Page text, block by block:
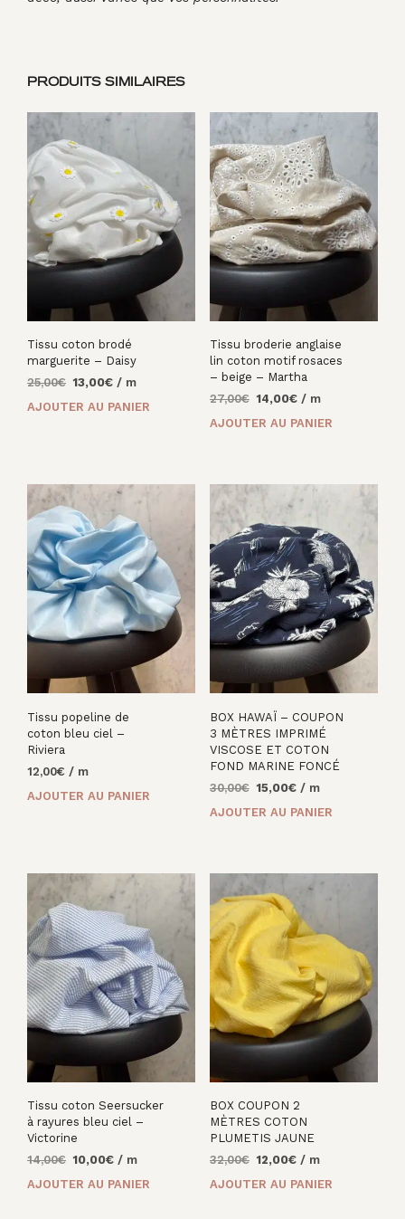
PRODUITS SIMILAIRES
Tissu coton brodé
marguerite – Daisy
25,00€ Le
13,00€Le/ m
AJOUTER AU PANIER
Tissu broderie anglaise
lin coton motif rosaces
– beige – Martha
27,00€ Le
14,00€Le/ m
AJOUTER AU PANIER
Tissu popeline de
coton bleu ciel –
Riviera
12,00€ / m
AJOUTER AU PANIER
BOX HAWAÏ – COUPON
3 MÈTRES IMPRIMÉ
VISCOSE ET COTON
FOND MARINE FONCÉ
30,00€ Le
15,00€Le/ m
AJOUTER AU PANIER
Tissu coton Seersucker
à rayures bleu ciel –
Victorine
14,00€ Le
10,00€Le/ m
AJOUTER AU PANIER
BOX COUPON 2
MÈTRES COTON
PLUMETIS JAUNE
32,00€ Le
12,00€Le/ m
AJOUTER AU PANIER